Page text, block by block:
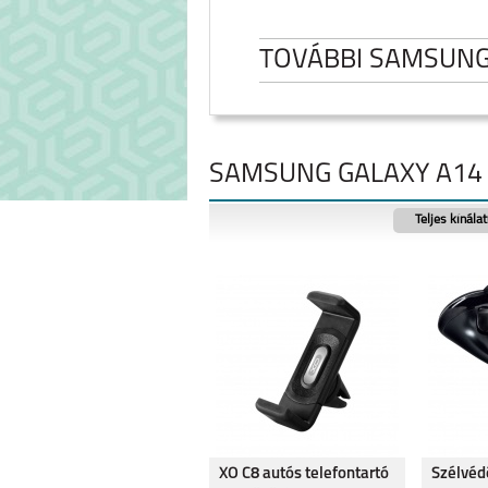
TOVÁBBI
SAMSUNG GALAXY
FOLD8
SAMSUNG
FOLD8
SAMSUNG GALAXY
S26 ULTRA
SAMSUNG
A27
SAMSUNG GALAXY
Teljes
XO C8 autós telefontartó